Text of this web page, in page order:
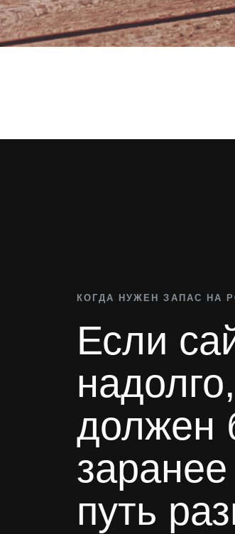
КОГДА НУЖЕН ЗАПАС НА
Если
должен
путь